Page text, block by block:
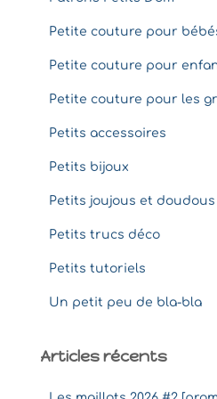
Petite couture pour
Petite couture pour
Petite couture pour les
Petits accessoires
Petits bijoux
Petits joujous et doudous
Petits trucs déco
Petits tutoriels
Un petit peu de bla-bla
Articles récents